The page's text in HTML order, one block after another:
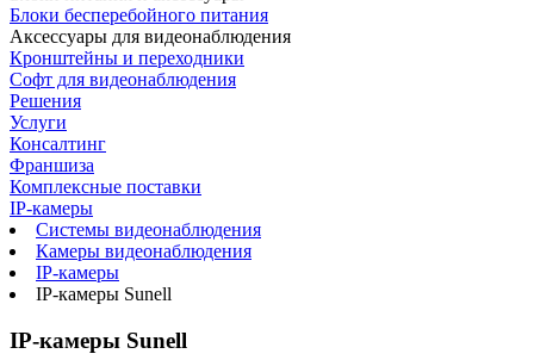
Блоки бесперебойного питания
Аксессуары для видеонаблюдения
Кронштейны и переходники
Софт для видеонаблюдения
Решения
Услуги
Консалтинг
Франшиза
Комплексные поставки
IP-камеры
Системы видеонаблюдения
Камеры видеонаблюдения
IP-камеры
IP-камеры Sunell
IP-камеры Sunell